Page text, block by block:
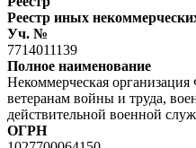
Реестр иных
Уч. №
7714011139
Полное наименование
Некоммерческая
ветеранам войны и труда,
действительной военной
ОГРН